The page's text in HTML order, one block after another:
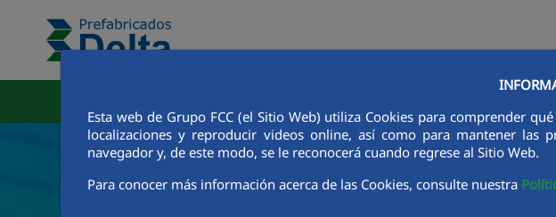
Pular para o Conteúdo principal
Esta web de Grupo FCC (el Sitio Web) utiliza Cookies para comprender
localizaciones y reproducir videos online, así como para mantener las
navegador y, de este modo, se le reconocerá cuando regrese al Sitio Web.
Para conocer más información acerca de las Cookies, consulte nuestra